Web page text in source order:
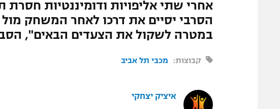
אחרי שתי אליפויות ודומיננטיות חסרת
הסרבי יסיים את דרכו לאחר המשחק
במטרה לשקול את הצעדים הבאים",
קבוצות: מכבי תל אביב
איציק יצחקי